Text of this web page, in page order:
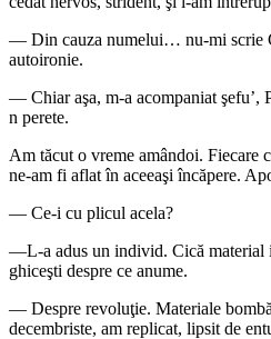
— Din cauza numelui… nu-mi scrie
autoironie.
— Chiar aşa, m-a acompaniat şefu’,
n perete.
Am tăcut o vreme amândoi. Fiecare
ne-am fi aflat în aceeaşi încăpere.
— Ce-i cu plicul acela?
—L-a adus un individ. Cică material
ghiceşti despre ce anume.
— Despre revoluţie. Materiale
decembriste, am replicat, lipsit de